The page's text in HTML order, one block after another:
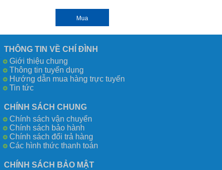
Mua
THÔNG TIN VỀ CHÍ ĐÌNH
Giới thiệu chung
Thông tin tuyển dụng
Hướng dẫn mua hàng trực tuyến
Tin tức
CHÍNH SÁCH CHUNG
Chính sách vận chuyển
Chính sách bảo hành
Chính sách đổi trả hàng
Các hình thức thanh toán
CHÍNH SÁCH BẢO MẬT